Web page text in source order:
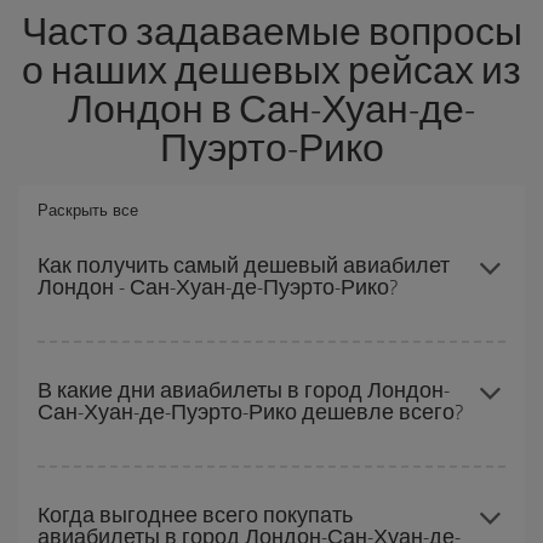
Часто задаваемые вопросы
о наших дешевых рейсах из
Лондон в Сан-Хуан-де-
Пуэрто-Рико
Раскрыть все
Как получить самый дешевый авиабилет
Лондон - Сан-Хуан-де-Пуэрто-Рико?
Пуэрто-Рико-dest и получить самый дешевый авиабилет, если
будете избегать пиковых дат, покупать заранее и сможете
В какие дни авиабилеты в город Лондон-
Сан-Хуан-де-Пуэрто-Рико дешевле всего?
нужно сделать запрос в нашей
авиабилетов. Расскажите, откуда вы летите, куда хотите
Когда выгоднее всего покупать
авиабилеты в город Лондон-Сан-Хуан-де-